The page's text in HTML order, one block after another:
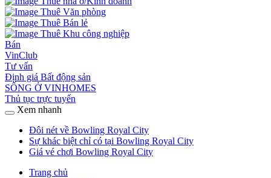
Thuê Văn phòng
Thuê Bán lẻ
Thuê Khu công nghiệp
Bán
VinClub
Tư vấn
Định giá Bất động sản
SỐNG Ở VINHOMES
Thủ tục trực tuyến
Xem nhanh
Đôi nét về Bowling Royal City
Sự khác biệt chỉ có tại Bowling Royal City
Giá vé chơi Bowling Royal City
Trang chủ